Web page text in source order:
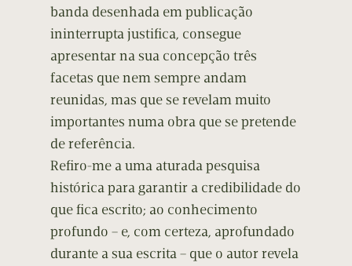
banda desenhada em publicação
ininterrupta justifica, consegue
apresentar na sua concepção três
facetas que nem sempre andam
reunidas, mas que se revelam muito
importantes numa obra que se pretende
de referência.
Refiro-me a uma aturada pesquisa
histórica para garantir a credibilidade do
que fica escrito; ao conhecimento
profundo – e, com certeza, aprofundado
durante a sua escrita – que o autor revela